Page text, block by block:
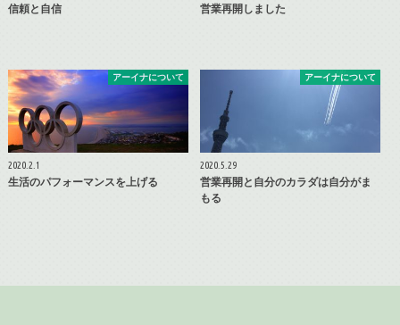
信頼と自信 営業再開しました
アーイナについて
2020.2.1
生活のパフォーマンスを上げる
アーイナについて
2020.5.29
営業再開と自分のカラダは自分がま
もる